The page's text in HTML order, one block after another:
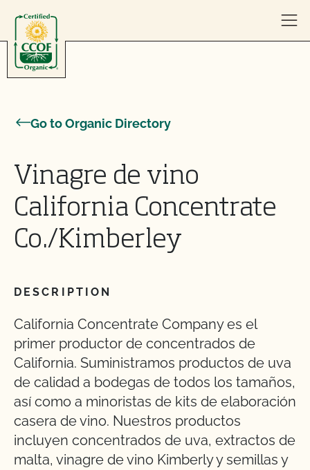
Go to Organic Directory
Vinagre de vino
California Concentrate
Co./Kimberley
DESCRIPTION
California Concentrate Company es el
primer productor de concentrados de
California. Suministramos productos de uva
de calidad a bodegas de todos los tamaños,
así como a minoristas de kits de elaboración
casera de vino. Nuestros productos
incluyen concentrados de uva, extractos de
malta, vinagre de vino Kimberly y semillas y